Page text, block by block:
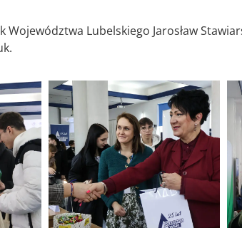
Województwa Lubelskiego Jarosław